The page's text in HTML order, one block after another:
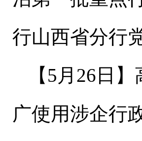
行山西省分行
【 5 月 26 日 】
广使用涉企行